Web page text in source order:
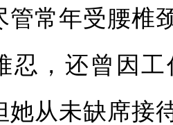
年受腰椎颈
忍，还曾因
她从未缺席接